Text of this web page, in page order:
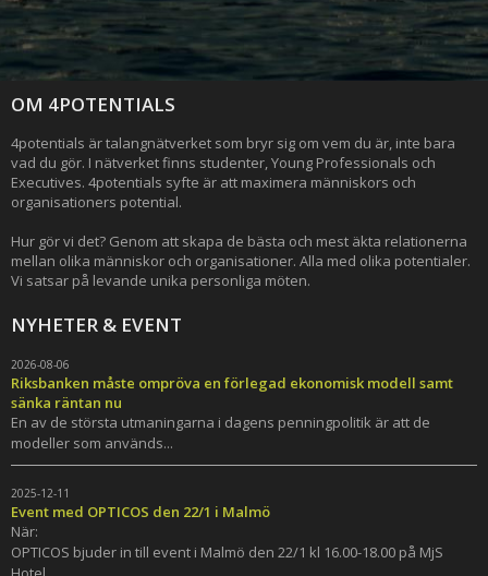
OM 4POTENTIALS
4potentials är talangnätverket som bryr sig om vem du är, inte bara
vad du gör. I nätverket finns studenter, Young Professionals och
Executives. 4potentials syfte är att maximera människors och
organisationers potential.
Hur gör vi det? Genom att skapa de bästa och mest äkta relationerna
mellan olika människor och organisationer. Alla med olika potentialer.
Vi satsar på levande unika personliga möten.
NYHETER & EVENT
2026-08-06
Riksbanken måste ompröva en förlegad ekonomisk modell samt
sänka räntan nu
En av de största utmaningarna i dagens penningpolitik är att de
modeller som används...
2025-12-11
Event med OPTICOS den 22/1 i Malmö
När:
OPTICOS bjuder in till event i Malmö den 22/1 kl 16.00-18.00 på MjS